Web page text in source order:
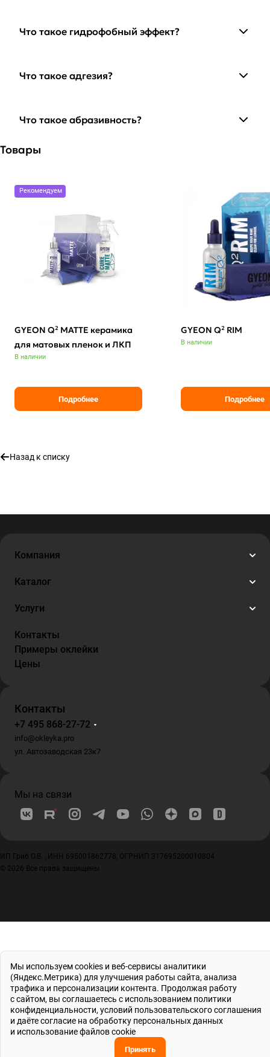
Что такое гидрофобный эффект?
Что такое адгезия?
Что такое абразивность?
Товары
Рекомендуем
GYEON Q² MATTE керамика
для матовых пленок и ЛКП
В наличии
Подробнее
GYEON Q² RIM
В наличии
Подробнее
Назад к списку
Компания
Каталог
Услуги
Контакты
Примеры оклейки
Цены
Контакты
+7 495 868-27-72
info@okleyka.pro
ул. Автозаводская 23к7
Мы на связи
ИП Гриб О.В. , ИНН 695001862778, ОГРНИП 317695200010804
© 2026 Все права защищены
Мы используем cookies и веб-сервисы аналитики
(Яндекс.Метрика) для улучшения работы сайта, анализа
трафика и персонализации контента. Продолжая работу
с сайтом, вы соглашаетесь с использованием политики
конфиденциальности, условий пользовательского соглашения
и даётесогласие на обработку персональных данных
и использование файлов cookie
Принять